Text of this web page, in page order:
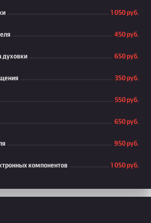
1 050 руб.
450 руб.
духовки 650 руб.
350 руб.
550 руб.
650 руб.
950 руб.
компонентов 1 050 руб.